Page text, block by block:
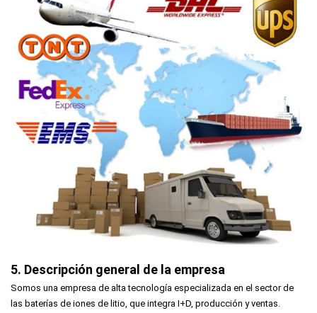
5. Descripción general de la empresa
Somos una empresa de alta tecnología especializada en el sector de
las baterías de iones de litio, que integra I+D, producción y ventas.